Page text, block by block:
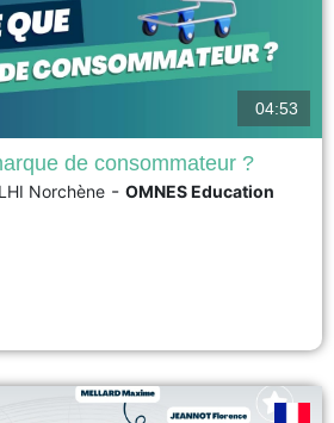
est une marque qui se construit avec ses
les décisions concernant les produits, les
l'entreprise. Les consommateurs deviennent
04:53
de consommateur ?
Norchène - OMNES Education